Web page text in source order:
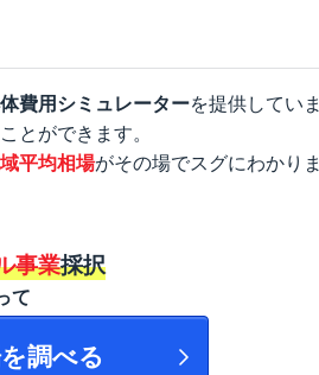
費用シミュレーターを提供していま
とができます。
平均相場がその場でスグにわかりま
事業採択
て
調べる